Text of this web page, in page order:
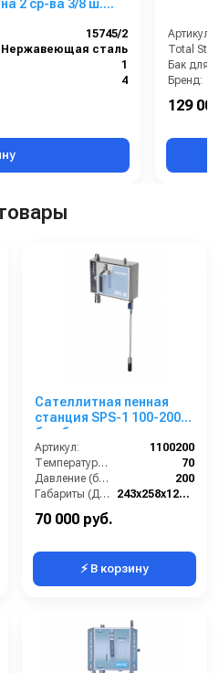
2 ср-ва 3/8 ш.
15745/2
Нержавеющая сталь
1
4
Артикул:
Total
Бак для
Бренд:
Длина
129
Сателлитная пенная
станция SPS-1 100-200
бар без подачи воздуха
Артикул:
1100200
Температура (°C):
70
Давление (бар):
200
Габариты (ДхШхВ):
243х258х127 мм
70 000 руб.
⚡ В корзину